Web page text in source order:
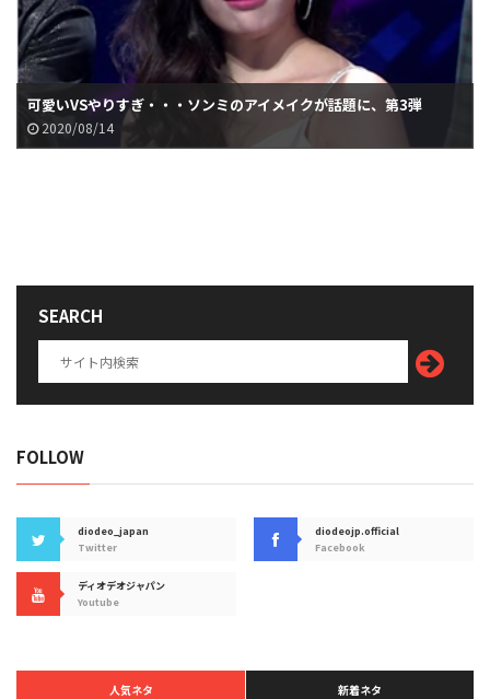
可愛いVSやりすぎ・・・ソンミのアイメイクが話題に、第3弾
2020/08/14
SEARCH
FOLLOW
diodeo_japan
Twitter
diodeojp.official
Facebook
ディオデオジャパン
Youtube
人気ネタ 新着ネタ